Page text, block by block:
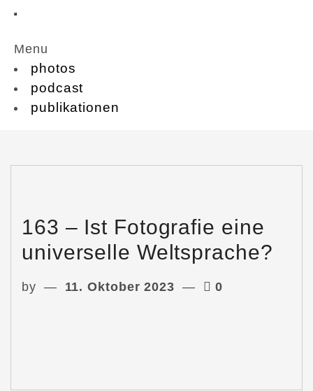
Menu
photos
podcast
publikationen
163 – Ist Fotografie eine
universelle Weltsprache?
by 11. Oktober 2023 0